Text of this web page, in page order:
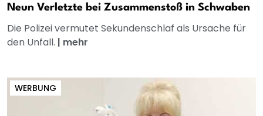
Neun Verletzte bei Zusammenstoß in Schwaben
Die Polizei vermutet Sekundenschlaf als Ursache für
den Unfall. | mehr
WERBUNG